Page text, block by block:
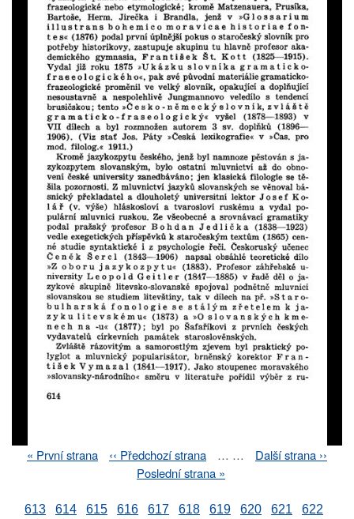
First
« První strana
Previous
‹‹ Předchozí strana … …
Next
Další strana ››
Last
Poslední strana »
613 614 615 616 617 618 619 620 621
622